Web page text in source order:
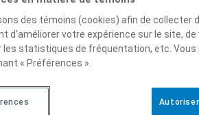
Hubert-Aquin, 405 rue Ste-
limits of the pluralist theory of
des témoins (cookies) afin de collecter
d’améliorer votre expérience sur le site,
les statistiques de fréquentation, etc.
« Préférences ».